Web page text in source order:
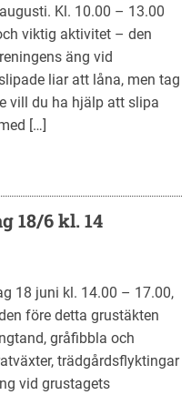
Kl. 10.00 – 13.00
viktig aktivitet – den
äng vid
liar att låna, men tag
vill du ha hjälp att slipa
[…]
18/6 kl. 14
18 juni kl. 14.00 – 17.00,
före detta grustäkten
gråfibbla och
trädgårdsflyktingar
vid grustagets